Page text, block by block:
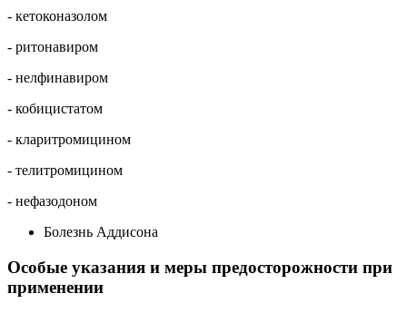
- кетоконазолом
- ритонавиром
- нелфинавиром
- кобицистатом
- кларитромицином
- телитромицином
- нефазодоном
Болезнь Аддисона
Особые указания и меры предосторожности при
применении